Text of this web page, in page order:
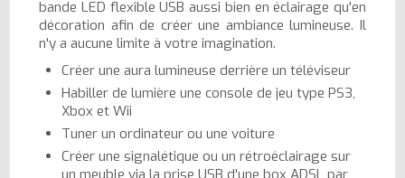
bande LED flexible USB aussi bien en éclairage qu'en
décoration afin de créer une ambiance lumineuse. Il
n'y a aucune limite à votre imagination.
Créer une aura lumineuse derrière un téléviseur
Habiller de lumière une console de jeu type PS3,
Xbox et Wii
Tuner un ordinateur ou une voiture
Créer une signalétique ou un rétroéclairage sur
un meuble via la prise USB d'une box ADSL par